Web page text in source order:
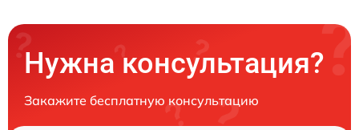
Нужна консультация?
Закажите бесплатную консультацию